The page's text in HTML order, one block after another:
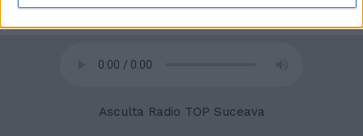
Asculta Radio TOP Suceava